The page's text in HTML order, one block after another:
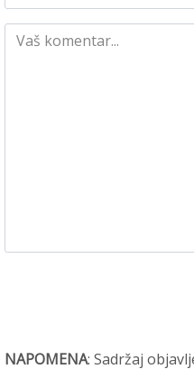
NAPOMENA: Sadržaj